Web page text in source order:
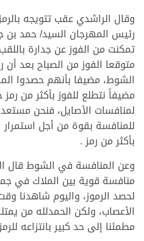
وقال الراشدي عقب تتويجه
رئيس المهرجان السيد/ حمد بن
تمكنت من الفوز عن جدارة
متوقعا الفوز من الصباح بعد
الشوط، مضيفا بأنهم حصدوا
مضيفاً نتطلع للفوز بأكثر من رمز
لمنافسات الأصايل، فنحن
للمنافسة بقوة من أجل
بأكثر من رمز .
وعن المنافسة في الشوط قال
منافسة قوية بين الملاك في
لحصد الرموز، واليوم شاهدنا
الأعصاب، ولكن الحمدلله من
مطمئنا إلى حد كبير بانتزاعه